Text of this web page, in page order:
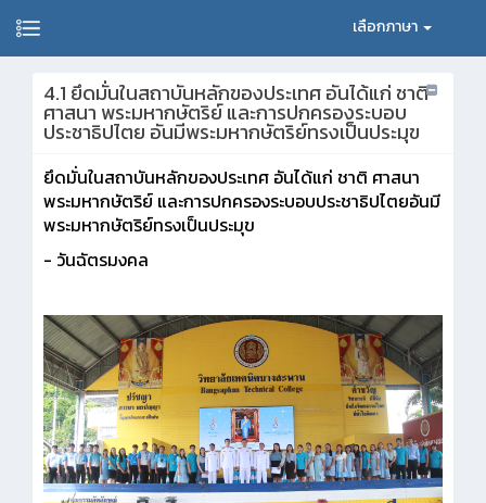
เลือกภาษา
4.1 ยึดมั่นในสถาบันหลักของประเทศ อันได้แก่ ชาติ
ศาสนา พระมหากษัตริย์ และการปกครองระบอบ
ประชาธิปไตย อันมีพระมหากษัตริย์ทรงเป็นประมุข
ยึดมั่นในสถาบันหลักของประเทศ อันได้แก่ ชาติ ศาสนา
พระมหากษัตริย์ และการปกครองระบอบประชาธิปไตยอันมี
พระมหากษัตริย์ทรงเป็นประมุข
- วันฉัตรมงคล